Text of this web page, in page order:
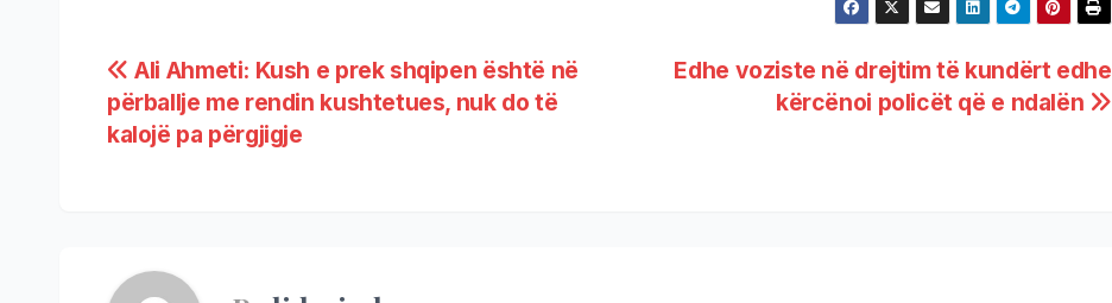
Edhe voziste në drejtim të kundërt edhe
kërcënoi policët që e ndalën
Ali Ahmeti: Kush e prek shqipen është në
përballje me rendin kushtetues, nuk do të
kalojë pa përgjigje